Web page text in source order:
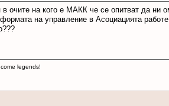
на кого е МАКК че се опитват да ни
на управление в Асоциацията
legends!